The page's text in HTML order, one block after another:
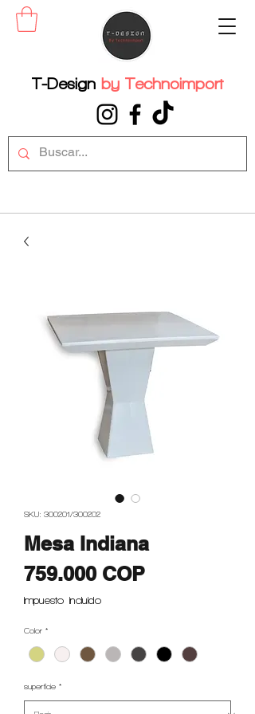
T-Design by Technoimport
SKU: 300201/300202
Mesa Indiana
759.000 COPPrecio
Impuesto incluido
Color *
superficie *